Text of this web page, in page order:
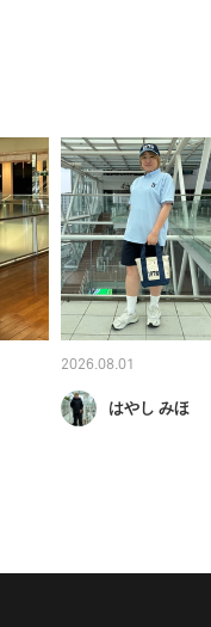
2026.08.01
はやし みほ